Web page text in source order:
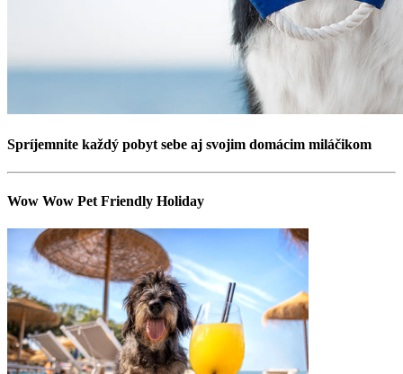
Spríjemnite každý pobyt sebe aj svojim domácim miláčikom
Wow Wow Pet Friendly Holiday